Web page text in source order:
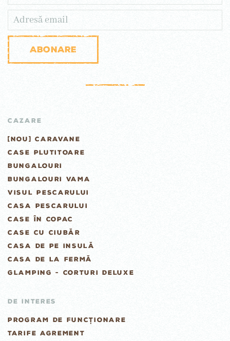
Abonare
CAZARE
[NOU] CARAVANE
CASE PLUTITOARE
BUNGALOURI
BUNGALOURI VAMA
VISUL PESCARULUI
CASA PESCARULUI
CASE ÎN COPAC
CASE CU CIUBĂR
CASA DE PE INSULĂ
CASA DE LA FERMĂ
GLAMPING - CORTURI DELUXE
DE INTERES
PROGRAM DE FUNCȚIONARE
TARIFE AGREMENT